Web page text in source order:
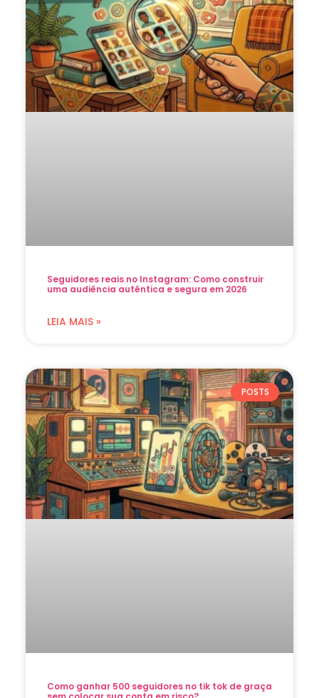
Seguidores reais no Instagram: Como construir
uma audiência autêntica e segura em 2026
LEIA MAIS »
POSTS
Como ganhar 500 seguidores no tik tok de graça